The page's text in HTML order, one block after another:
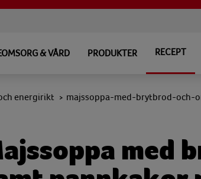
& VÅRD PRODUKTER RECEPT
energirikt > majssoppa-med-brytbrod-och-
med